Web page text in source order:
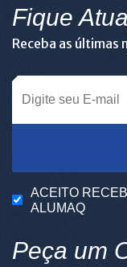
Fique
Receba as últimas
ACEITO
ALUMAQ
Peça um